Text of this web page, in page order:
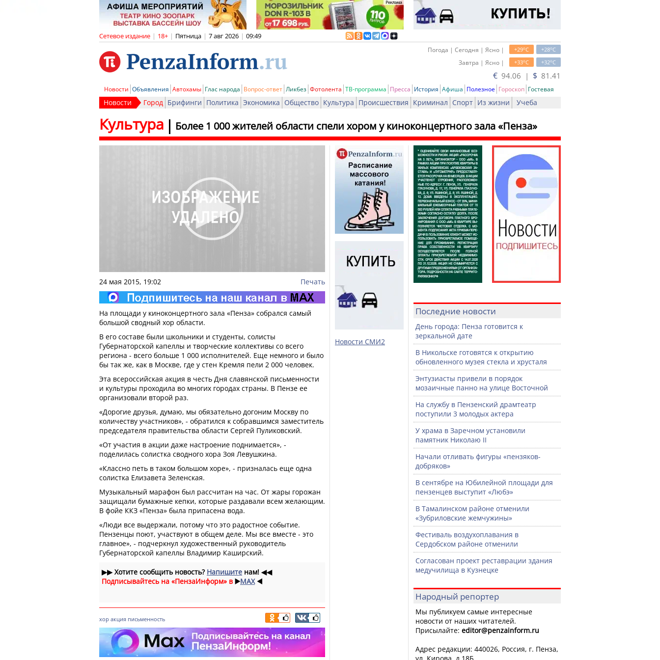
Сетевое издание | 18+ | Пятница | 7 авг 2026 | 09:49
+28oC
+29oC
Погода | Сегодня | Ясно |
+32oC
+33oC
Завтра | Ясно |
€ 94.06 | $ 81.41
Новости Объявления Автохамы Глас народа Вопрос-ответ Ликбез Фотолента ТВ-программа Пресса История Афиша Полезное Гороскоп Гостевая
Новости Город Брифинги Политика Экономика Общество Культура Происшествия Криминал Спорт Из жизни Учеба
Более 1 000 жителей области спели хором у киноконцертного зала «Пенза»
Культура
24 мая 2015, 19:02 Печать
На площади у киноконцертного зала «Пенза» собрался самый
большой сводный хор области.
В его составе были школьники и студенты, солисты
Губернаторской капеллы и творческие коллективы со всего
региона - всего больше 1 000 исполнителей. Еще немного и было
бы так же, как в Москве, где у стен Кремля пели 2 000 человек.
Эта всероссийская акция в честь Дня славянской письменности
и культуры проходила во многих городах страны. В Пензе ее
организовали второй раз.
«Дорогие друзья, думаю, мы обязательно догоним Москву по
количеству участников», - обратился к собравшимся заместитель
председателя правительства области Сергей Пуликовский.
«От участия в акции даже настроение поднимается», -
поделилась солистка сводного хора Зоя Левушкина.
«Классно петь в таком большом хоре», - призналась еще одна
солистка Елизавета Зеленская.
Музыкальный марафон был рассчитан на час. От жары горожан
защищали бумажные кепки, которые раздавали всем желающим.
В фойе ККЗ «Пенза» была припасена вода.
«Люди все выдержали, потому что это радостное событие.
Пензенцы поют, участвуют в общем деле. Мы все вместе - это
главное», - подчеркнул художественный руководитель
Губернаторской капеллы Владимир Каширский.
▶▶Хотите сообщить новость? Напишите нам! ◀◀
Подписывайтесь на «ПензаИнформ» в ▶️MAX ◀️
хор акция письменность
Новости СМИ2
Последние новости
День города: Пенза готовится к
зеркальной дате
В Никольске готовятся к открытию
обновленного музея стекла и хрусталя
Энтузиасты привели в порядок
мозаичные панно на улице Восточной
На службу в Пензенский драмтеатр
поступили 3 молодых актера
У храма в Заречном установили
памятник Николаю II
Начали отливать фигуры «пензяков-
добряков»
В сентябре на Юбилейной площади для
пензенцев выступит «Любэ»
В Тамалинском районе отменили
«Зубриловские жемчужины»
Фестиваль воздухоплавания в
Сердобском районе отменили
Согласован проект реставрации здания
медучилища в Кузнецке
Народный репортер
Мы публикуем самые интересные
новости от наших читателей.
Присылайте: editor@penzainform.ru
Адрес редакции: 440026, Россия, г. Пенза,